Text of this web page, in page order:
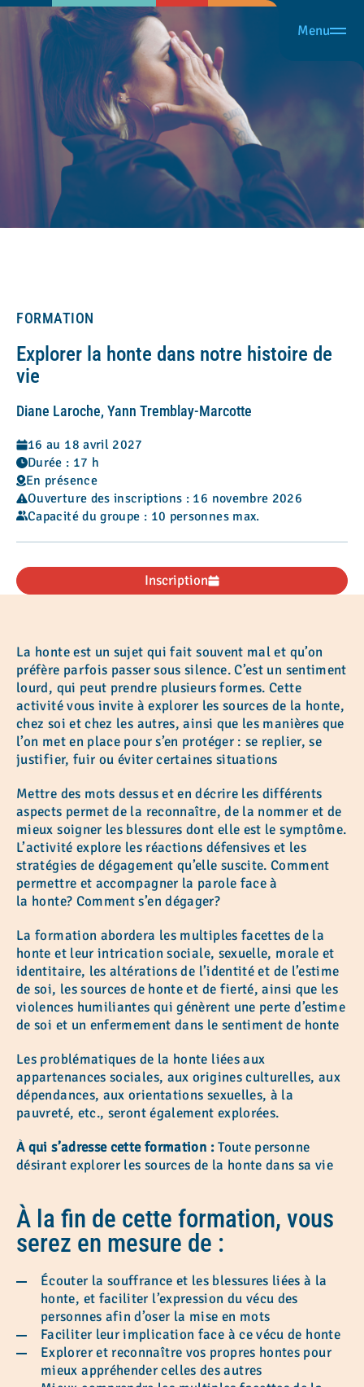
Menu
FORMATION
Explorer la honte dans notre histoire de
vie
Diane Laroche, Yann Tremblay-Marcotte
16 au 18 avril 2027
Durée : 17 h
En présence
Ouverture des inscriptions : 16 novembre 2026
Capacité du groupe : 10 personnes max.
Inscription
La honte est un sujet qui fait souvent mal et qu’on
préfère parfois passer sous silence. C’est un sentiment
lourd, qui peut prendre plusieurs formes. Cette
activité vous invite à explorer les sources de la honte,
chez soi et chez les autres, ainsi que les manières que
l’on met en place pour s’en protéger : se replier, se
justifier, fuir ou éviter certaines situations
Mettre des mots dessus et en décrire les différents
aspects permet de la reconnaître, de la nommer et de
mieux soigner les blessures dont elle est le symptôme.
L’activité explore les réactions défensives et les
stratégies de dégagement qu’elle suscite. Comment
permettre et accompagner la parole face à
la honte? Comment s’en dégager?
La formation abordera les multiples facettes de la
honte et leur intrication sociale, sexuelle, morale et
identitaire, les altérations de l’identité et de l’estime
de soi, les sources de honte et de fierté, ainsi que les
violences humiliantes qui génèrent une perte d’estime
de soi et un enfermement dans le sentiment de honte
Les problématiques de la honte liées aux
appartenances sociales, aux origines culturelles, aux
dépendances, aux orientations sexuelles, à la
pauvreté, etc., seront également explorées.
À qui s’adresse cette formation :Toute personne
désirant explorer les sources de la honte dans sa vie
À la fin de cette formation, vous
serez en mesure de :
Écouter la souffrance et les blessures liées à la
honte, et faciliter l’expression du vécu des
personnes afin d’oser la mise en mots
Faciliter leur implication face à ce vécu de honte
Explorer et reconnaître vos propres hontes pour
mieux appréhender celles des autres